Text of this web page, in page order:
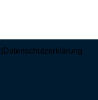
Datenschutzerklärung